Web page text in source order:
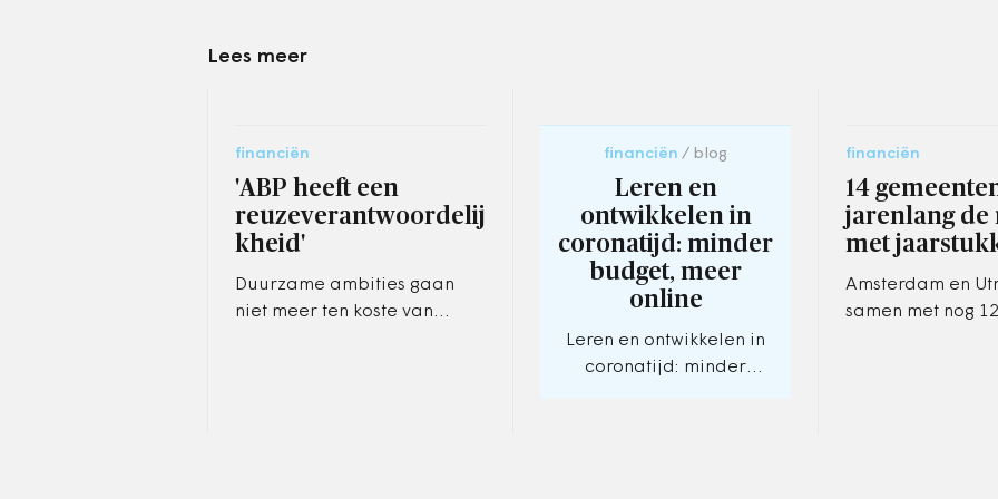
Lees meer
financiën
'ABP heeft een
reuzeverantwoordelij
kheid'
Duurzame ambities gaan
niet meer ten koste van
financiën blog
Leren en
ontwikkelen in
coronatijd: minder
budget, meer
online
Leren en ontwikkelen in
coronatijd: minder
financiën
14
jarenlang de
met
Amsterdam en
samen met nog 12